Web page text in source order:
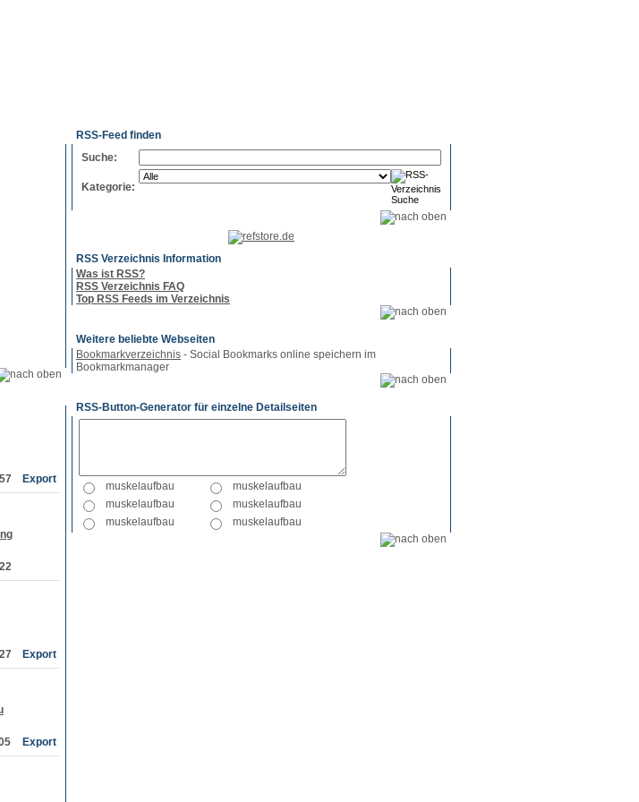
Export
Export
Export
RSS-Feed finden
Suche:
Kategorie:
RSS Verzeichnis Information
Was ist RSS?
RSS Verzeichnis FAQ
Top RSS Feeds im Verzeichnis
Weitere beliebte Webseiten
Bookmarkverzeichnis - Social Bookmarks online speichern im
Bookmarkmanager
RSS-Button-Generator für einzelne Detailseiten